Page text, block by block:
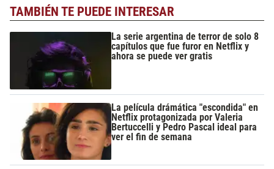
TAMBIÉN TE PUEDE INTERESAR
La serie argentina de terror de solo 8
capítulos que fue furor en Netflix y
ahora se puede ver gratis
La película drámática "escondida" en
Netflix protagonizada por Valeria
Bertuccelli y Pedro Pascal ideal para
ver el fin de semana